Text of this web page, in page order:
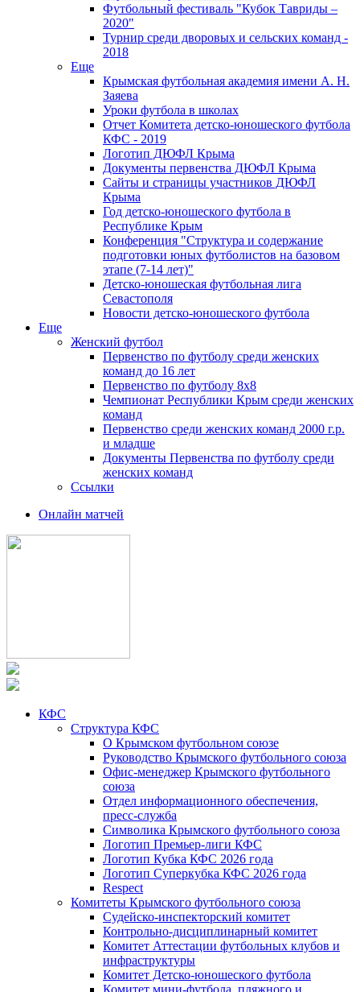
Футбольный фестиваль "Кубок Тавриды –
2020"
Турнир среди дворовых и сельских команд -
2018
Еще
Крымская футбольная академия имени А. Н.
Заяева
Уроки футбола в школах
Отчет Комитета детско-юношеского футбола
КФС - 2019
Логотип ДЮФЛ Крыма
Документы первенства ДЮФЛ Крыма
Сайты и страницы участников ДЮФЛ
Крыма
Год детско-юношеского футбола в
Республике Крым
Конференция "Структура и содержание
подготовки юных футболистов на базовом
этапе (7-14 лет)"
Детско-юношеская футбольная лига
Севастополя
Новости детско-юношеского футбола
Еще
Женский футбол
Первенство по футболу среди женских
команд до 16 лет
Первенство по футболу 8х8
Чемпионат Республики Крым среди женских
команд
Первенство среди женских команд 2000 г.р.
и младше
Документы Первенства по футболу среди
женских команд
Ссылки
Онлайн матчей
КФС
Структура КФС
О Крымском футбольном союзе
Руководство Крымского футбольного союза
Офис-менеджер Крымского футбольного
союза
Отдел информационного обеспечения,
пресс-служба
Символика Крымского футбольного союза
Логотип Премьер-лиги КФС
Логотип Кубка КФС 2026 года
Логотип Суперкубка КФС 2026 года
Respect
Комитеты Крымского футбольного союза
Судейско-инспекторский комитет
Контрольно-дисциплинарный комитет
Комитет Аттестации футбольных клубов и
инфраструктуры
Комитет Детско-юношеского футбола
Комитет мини-футбола, пляжного и